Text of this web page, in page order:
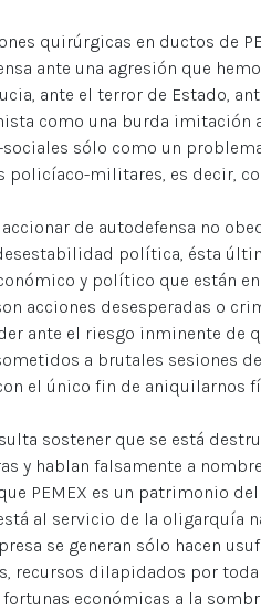
quirúrgicas en ductos de
ante una agresión que
ante el terror de Estado,
como una burda imitación
sólo como un
policíaco-militares, es decir,
de autodefensa no
política, ésta
y político que están
acciones desesperadas o
ante el riesgo inminente de
a brutales sesiones
el único fin de aniquilarnos
sostener que se está
y hablan falsamente a
PEMEX es un patrimonio
al servicio de la oligarquía
se generan sólo hacen
recursos dilapidados por
fortunas económicas a la